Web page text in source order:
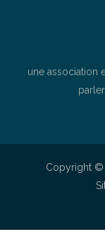
une association
Copyright ©